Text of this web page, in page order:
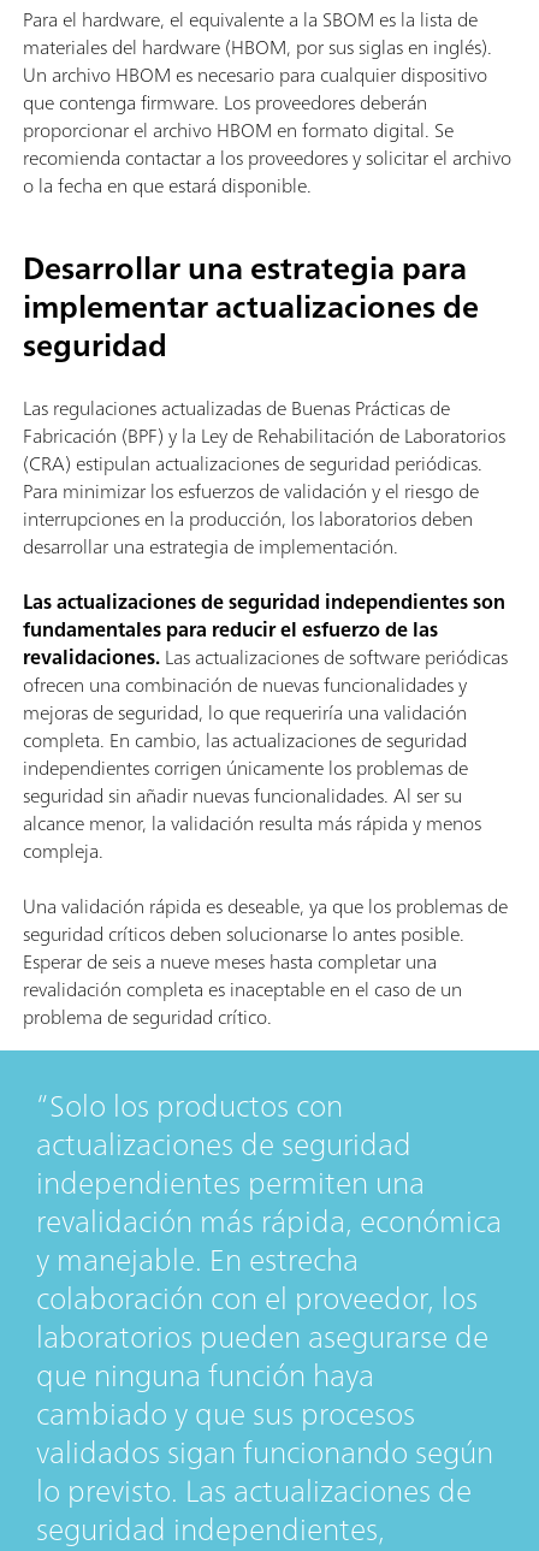
Para el hardware, el equivalente a la SBOM es la lista de
materiales del hardware (HBOM, por sus siglas en inglés).
Un archivo HBOM es necesario para cualquier dispositivo
que contenga firmware. Los proveedores deberán
proporcionar el archivo HBOM en formato digital. Se
recomienda contactar a los proveedores y solicitar el archivo
o la fecha en que estará disponible.
Desarrollar una estrategia para
implementar actualizaciones de
seguridad
Las regulaciones actualizadas de Buenas Prácticas de
Fabricación (BPF) y la Ley de Rehabilitación de Laboratorios
(CRA) estipulan actualizaciones de seguridad periódicas.
Para minimizar los esfuerzos de validación y el riesgo de
interrupciones en la producción, los laboratorios deben
desarrollar una estrategia de implementación.
Las actualizaciones de seguridad independientes son
fundamentales para reducir el esfuerzo de las
revalidaciones.Las actualizaciones de software periódicas
ofrecen una combinación de nuevas funcionalidades y
mejoras de seguridad, lo que requeriría una validación
completa. En cambio, las actualizaciones de seguridad
independientes corrigen únicamente los problemas de
seguridad sin añadir nuevas funcionalidades. Al ser su
alcance menor, la validación resulta más rápida y menos
compleja.
Una validación rápida es deseable, ya que los problemas de
seguridad críticos deben solucionarse lo antes posible.
Esperar de seis a nueve meses hasta completar una
revalidación completa es inaceptable en el caso de un
problema de seguridad crítico.
Solo los productos con
actualizaciones de seguridad
independientes permiten una
revalidación más rápida, económica
y manejable. En estrecha
colaboración con el proveedor, los
laboratorios pueden asegurarse de
que ninguna función haya
cambiado y que sus procesos
validados sigan funcionando según
lo previsto. Las actualizaciones de
seguridad independientes,